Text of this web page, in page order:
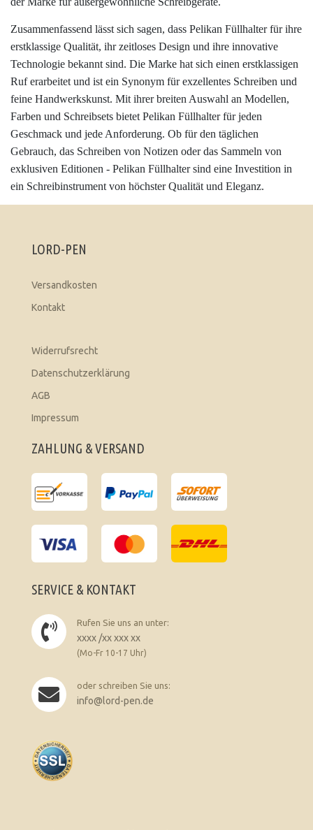
Zusammenfassend lässt sich sagen, dass Pelikan Füllhalter für ihre
erstklassige Qualität, ihr zeitloses Design und ihre innovative
Technologie bekannt sind. Die Marke hat sich einen erstklassigen
Ruf erarbeitet und ist ein Synonym für exzellentes Schreiben und
feine Handwerkskunst. Mit ihrer breiten Auswahl an Modellen,
Farben und Schreibsets bietet Pelikan Füllhalter für jeden
Geschmack und jede Anforderung. Ob für den täglichen
Gebrauch, das Schreiben von Notizen oder das Sammeln von
exklusiven Editionen - Pelikan Füllhalter sind eine Investition in
ein Schreibinstrument von höchster Qualität und Eleganz.
LORD-PEN
Versandkosten
Kontakt
Widerrufsrecht
Datenschutzerklärung
AGB
Impressum
ZAHLUNG & VERSAND
SERVICE & KONTAKT
Rufen Sie uns an unter:
xxxx /xx xxx xx
(Mo-Fr 10-17 Uhr)
oder schreiben Sie uns:
info@lord-pen.de